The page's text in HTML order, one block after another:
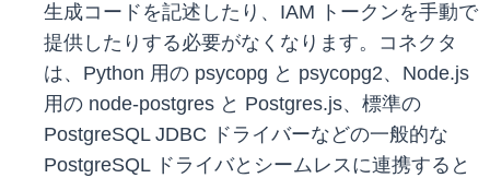
生成コードを記述したり、IAM トークンを手動で
提供したりする必要がなくなります。コネクタ
は、Python 用の psycopg と psycopg2、Node.js
用の node-postgres と Postgres.js、標準の
PostgreSQL JDBC ドライバーなどの一般的な
PostgreSQL ドライバとシームレスに連携すると